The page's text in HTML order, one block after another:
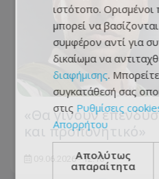
«Θα γίνουν
και προπονητικό»
09.06.2026 - 12:10
ιστότοπο. Ορισμένοι
μπορεί να
συμφέρον αντί για
δικαίωμα να
διαφήμισης.
συγκατάθεσή σας
στις Ρυθμίσεις
Απορρήτου
Απολύτως
απαραίτητα